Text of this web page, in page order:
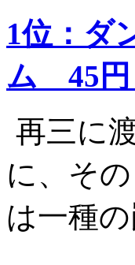
1位：ダ
ム 45円
再三に
に、そ
は一種